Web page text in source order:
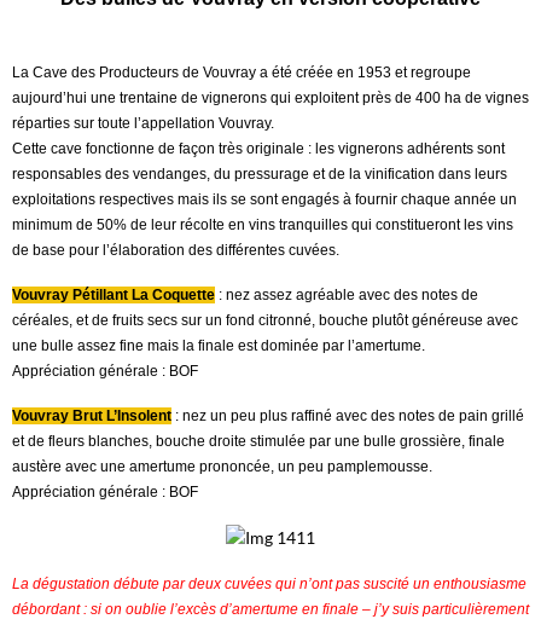
La Cave des Producteurs de Vouvray a été créée en 1953 et regroupe
aujourd’hui une trentaine de vignerons qui exploitent près de 400 ha de vignes
réparties sur toute l’appellation Vouvray.
Cette cave fonctionne de façon très originale : les vignerons adhérents sont
responsables des vendanges, du pressurage et de la vinification dans leurs
exploitations respectives mais ils se sont engagés à fournir chaque année un
minimum de 50% de leur récolte en vins tranquilles qui constitueront les vins
de base pour l’élaboration des différentes cuvées.
Vouvray Pétillant La Coquette : nez assez agréable avec des notes de
céréales, et de fruits secs sur un fond citronné, bouche plutôt généreuse avec
une bulle assez fine mais la finale est dominée par l’amertume.
Appréciation générale : BOF
Vouvray Brut L’Insolent : nez un peu plus raffiné avec des notes de pain grillé
et de fleurs blanches, bouche droite stimulée par une bulle grossière, finale
austère avec une amertume prononcée, un peu pamplemousse.
Appréciation générale : BOF
La dégustation débute par deux cuvées qui n’ont pas suscité un enthousiasme
débordant : si on oublie l’excès d’amertume en finale – j’y suis particulièrement